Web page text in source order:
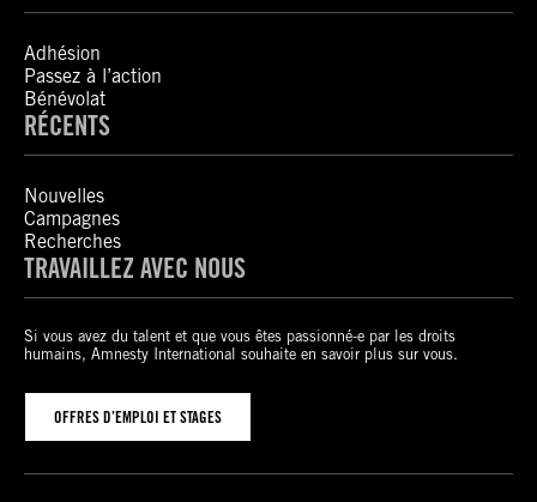
Adhésion
Passez à l’action
Bénévolat
RÉCENTS
Nouvelles
Campagnes
Recherches
TRAVAILLEZ AVEC NOUS
Si vous avez du talent et que vous êtes passionné-e par les droits
humains, Amnesty International souhaite en savoir plus sur vous.
OFFRES D’EMPLOI ET STAGES